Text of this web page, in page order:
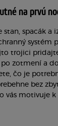
na prvú
spacák a
systém
trojici
zotmení a
čo je
bez
vás motivuje k